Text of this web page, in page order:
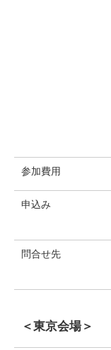
参加費用
申込み
問合せ先
＜東京会場＞